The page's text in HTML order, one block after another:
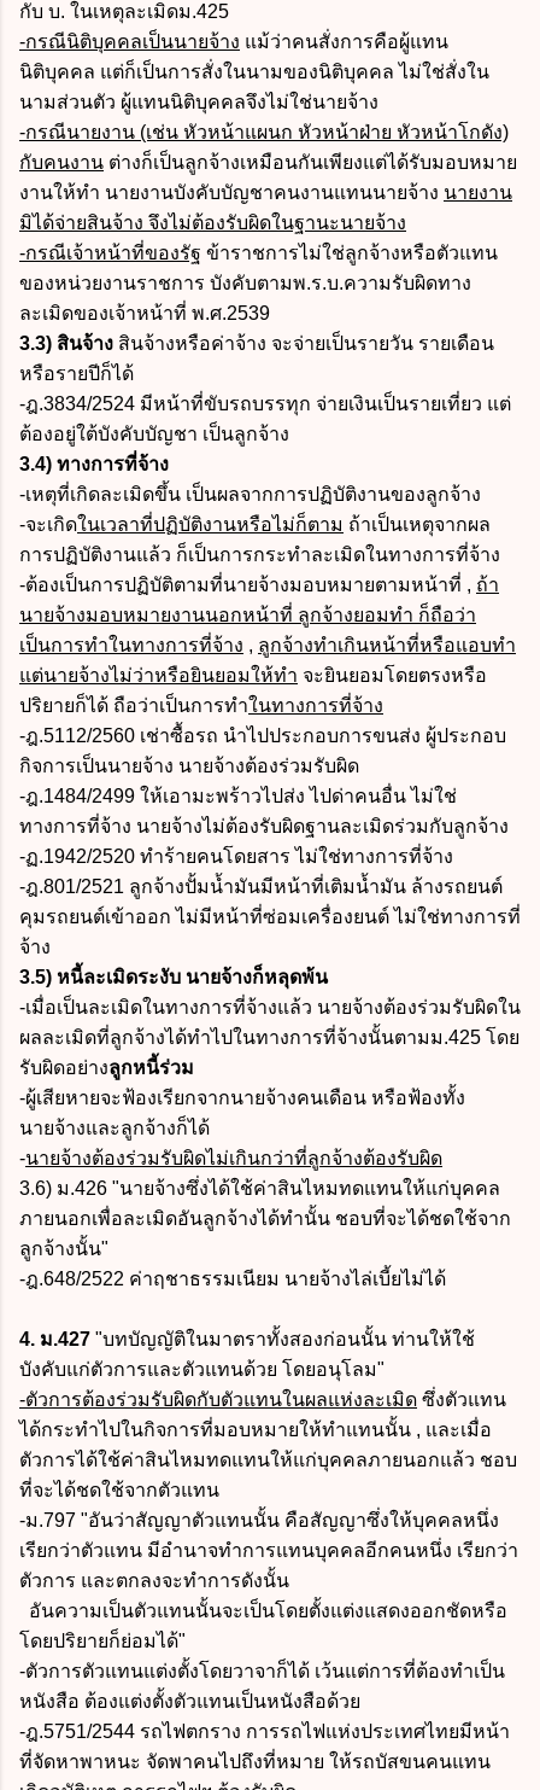
กับ บ. ในเหตุละเมิดม.425
-กรณีนิติบุคคลเป็นนายจ้าง แม้ว่าคนสั่งการคือผู้แทน
นิติบุคคล แต่ก็เป็นการสั่งในนามของนิติบุคคล ไม่ใช่สั่งใน
นามส่วนตัว ผู้แทนนิติบุคคลจึงไม่ใช่นายจ้าง
-กรณีนายงาน (เช่น หัวหน้าแผนก หัวหน้าฝ่าย หัวหน้าโกดัง)
กับคนงาน ต่างก็เป็นลูกจ้างเหมือนกันเพียงแต่ได้รับมอบหมาย
งานให้ทำ นายงานบังคับบัญชาคนงานแทนนายจ้าง นายงาน
มิได้จ่ายสินจ้าง จึงไม่ต้องรับผิดในฐานะนายจ้าง
-กรณีเจ้าหน้าที่ของรัฐ ข้าราชการไม่ใช่ลูกจ้างหรือตัวแทน
ของหน่วยงานราชการ บังคับตามพ.ร.บ.ความรับผิดทาง
ละเมิดของเจ้าหน้าที่ พ.ศ.2539
3.3) สินจ้าง สินจ้างหรือค่าจ้าง จะจ่ายเป็นรายวัน รายเดือน
หรือรายปีก็ได้
-ฎ.3834/2524 มีหน้าที่ขับรถบรรทุก จ่ายเงินเป็นรายเที่ยว แต่
ต้องอยู่ใต้บังคับบัญชา เป็นลูกจ้าง
3.4) ทางการที่จ้าง
-เหตุที่เกิดละเมิดขึ้น เป็นผลจากการปฏิบัติงานของลูกจ้าง
-จะเกิดในเวลาที่ปฏิบัติงานหรือไม่ก็ตาม ถ้าเป็นเหตุจากผล
การปฏิบัติงานแล้ว ก็เป็นการกระทำละเมิดในทางการที่จ้าง
-ต้องเป็นการปฏิบัติตามที่นายจ้างมอบหมายตามหน้าที่ , ถ้า
นายจ้างมอบหมายงานนอกหน้าที่ ลูกจ้างยอมทำ ก็ถือว่า
เป็นการทำในทางการที่จ้าง , ลูกจ้างทำเกินหน้าที่หรือแอบทำ
แต่นายจ้างไม่ว่าหรือยินยอมให้ทำ จะยินยอมโดยตรงหรือ
ปริยายก็ได้ ถือว่าเป็นการทำในทางการที่จ้าง
-ฎ.5112/2560 เช่าซื้อรถ นำไปประกอบการขนส่ง ผู้ประกอบ
กิจการเป็นนายจ้าง นายจ้างต้องร่วมรับผิด
-ฎ.1484/2499 ให้เอามะพร้าวไปส่ง ไปด่าคนอื่น ไม่ใช่
ทางการที่จ้าง นายจ้างไม่ต้องรับผิดฐานละเมิดร่วมกับลูกจ้าง
-ฏ.1942/2520 ทำร้ายคนโดยสาร ไม่ใช่ทางการที่จ้าง
-ฎ.801/2521 ลูกจ้างปั้มน้ำมันมีหน้าที่เติมน้ำมัน ล้างรถยนต์
คุมรถยนต์เข้าออก ไม่มีหน้าที่ซ่อมเครื่องยนต์ ไม่ใช่ทางการที่
จ้าง
3.5) หนี้ละเมิดระงับ นายจ้างก็หลุดพ้น
-เมื่อเป็นละเมิดในทางการที่จ้างแล้ว นายจ้างต้องร่วมรับผิดใน
ผลละเมิดที่ลูกจ้างได้ทำไปในทางการที่จ้างนั้นตามม.425 โดย
รับผิดอย่างลูกหนี้ร่วม
-ผู้เสียหายจะฟ้องเรียกจากนายจ้างคนเดือน หรือฟ้องทั้ง
นายจ้างและลูกจ้างก็ได้
-นายจ้างต้องร่วมรับผิดไม่เกินกว่าที่ลูกจ้างต้องรับผิด
3.6) ม.426 "นายจ้างซึ่งได้ใช้ค่าสินไหมทดแทนให้แก่บุคคล
ภายนอกเพื่อละเมิดอันลูกจ้างได้ทำนั้น ชอบที่จะได้ชดใช้จาก
ลูกจ้างนั้น"
-ฎ.648/2522 ค่าฤชาธรรมเนียม นายจ้างไล่เบี้ยไม่ได้
4. ม.427 "บทบัญญัติในมาตราทั้งสองก่อนนั้น ท่านให้ใช้
บังคับแก่ตัวการและตัวแทนด้วย โดยอนุโลม"
-ตัวการต้องร่วมรับผิดกับตัวแทนในผลแห่งละเมิด ซึ่งตัวแทน
ได้กระทำไปในกิจการที่มอบหมายให้ทำแทนนั้น , และเมื่อ
ตัวการได้ใช้ค่าสินไหมทดแทนให้แก่บุคคลภายนอกแล้ว ชอบ
ที่จะได้ชดใช้จากตัวแทน
-ม.797 "อันว่าสัญญาตัวแทนนั้น คือสัญญาซึ่งให้บุคคลหนึ่ง
เรียกว่าตัวแทน มีอำนาจทำการแทนบุคคลอีกคนหนึ่ง เรียกว่า
ตัวการ และตกลงจะทำการดังนั้น
อันความเป็นตัวแทนนั้นจะเป็นโดยตั้งแต่งแสดงออกชัดหรือ
โดยปริยายก็ย่อมได้"
-ตัวการตัวแทนแต่งตั้งโดยวาจาก็ได้ เว้นแต่การที่ต้องทำเป็น
หนังสือ ต้องแต่งตั้งตัวแทนเป็นหนังสือด้วย
-ฎ.5751/2544 รถไฟตกราง การรถไฟแห่งประเทศไทยมีหน้า
ที่จัดหาพาหนะ จัดพาคนไปถึงที่หมาย ให้รถบัสขนคนแทน